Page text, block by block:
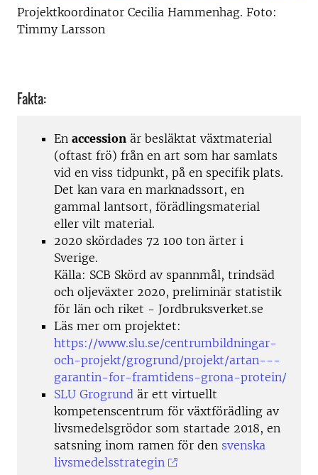
Projektkoordinator Cecilia Hammenhag. Foto:
Timmy Larsson
Fakta:
En accession är besläktat växtmaterial
(oftast frö) från en art som har samlats
vid en viss tidpunkt, på en specifik plats.
Det kan vara en marknadssort, en
gammal lantsort, förädlingsmaterial
eller vilt material.
2020 skördades 72 100 ton ärter i
Sverige.
Källa: SCB Skörd av spannmål, trindsäd
och oljeväxter 2020, preliminär statistik
för län och riket - Jordbruksverket.se
Läs mer om projektet:
https://www.slu.se/centrumbildningar-
och-projekt/grogrund/projekt/artan---
garantin-for-framtidens-grona-protein/
SLU Grogrund är ett virtuellt
kompetenscentrum för växtförädling av
livsmedelsgrödor som startade 2018, en
satsning inom ramen för den svenska
livsmedelsstrategin